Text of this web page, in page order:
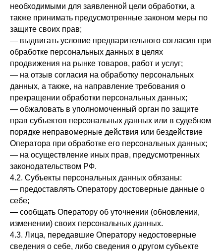
необходимыми для заявленной цели обработки, а
также принимать предусмотренные законом меры по
защите своих прав;
— выдвигать условие предварительного согласия при
обработке персональных данных в целях
продвижения на рынке товаров, работ и услуг;
— на отзыв согласия на обработку персональных
данных, а также, на направление требования о
прекращении обработки персональных данных;
— обжаловать в уполномоченный орган по защите
прав субъектов персональных данных или в судебном
порядке неправомерные действия или бездействие
Оператора при обработке его персональных данных;
— на осуществление иных прав, предусмотренных
законодательством РФ.
4.2. Субъекты персональных данных обязаны:
— предоставлять Оператору достоверные данные о
себе;
— сообщать Оператору об уточнении (обновлении,
изменении) своих персональных данных.
4.3. Лица, передавшие Оператору недостоверные
сведения о себе, либо сведения о другом субъекте